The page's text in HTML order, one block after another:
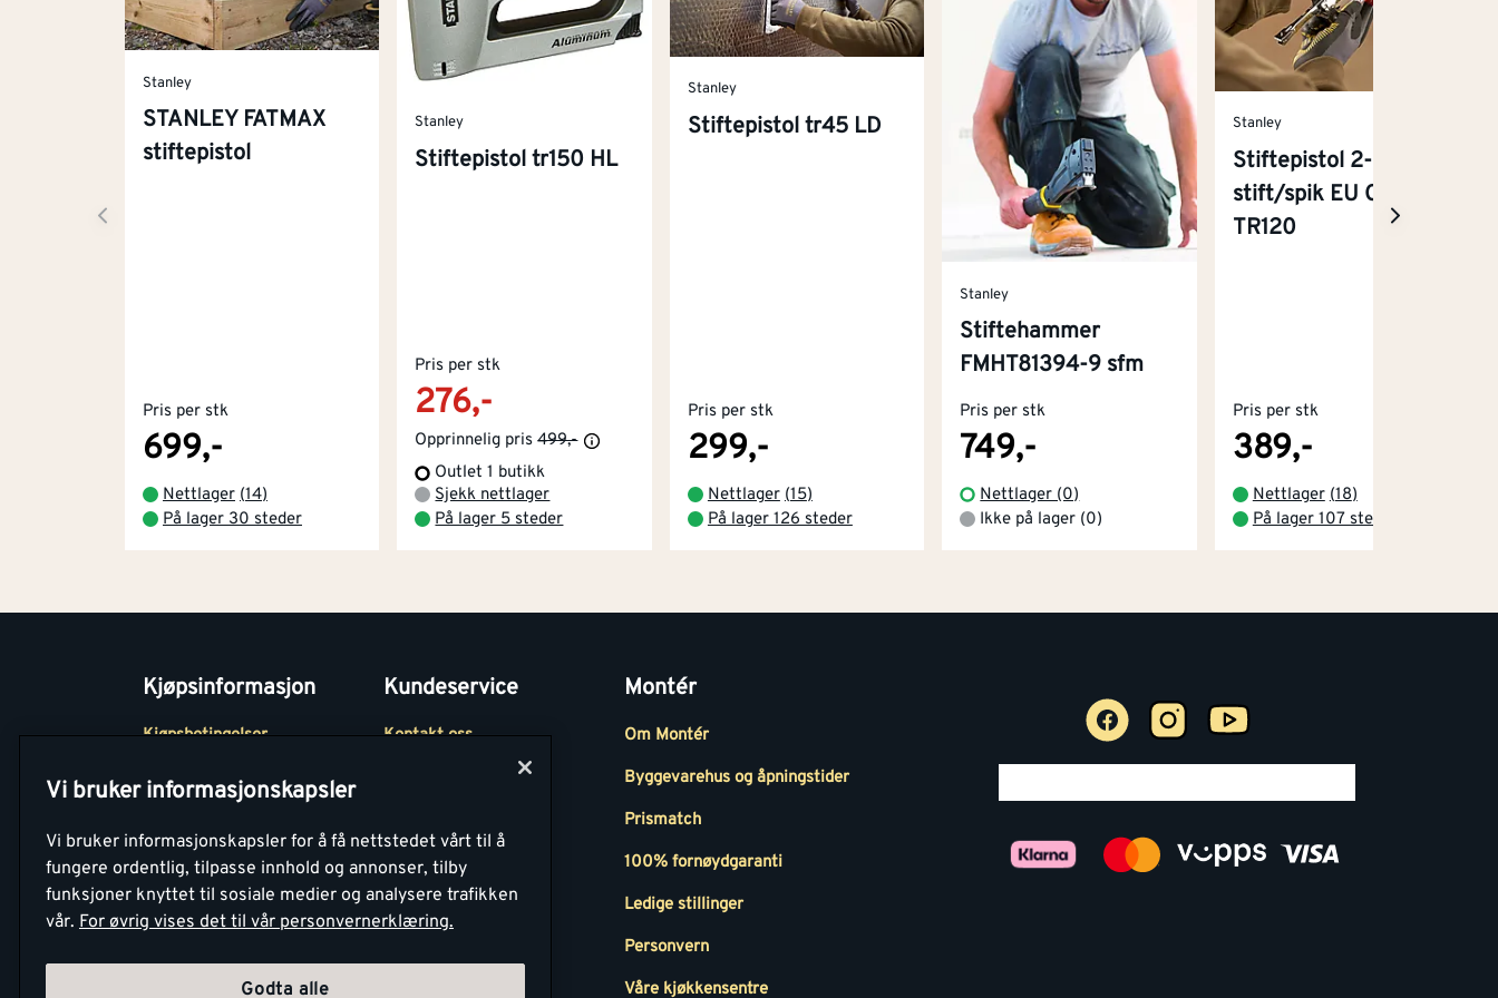
Stanley
STANLEY FATMAX
stiftepistol
Pris per stk
699,-
Nettlager (14)
På lager 30 steder
Stanley
Stiftepistol tr150 HL
Pris per stk
276,-
Opprinnelig pris 499,-
Outlet 1 butikk
Sjekk nettlager
På lager 5 steder
Stanley
Stiftepistol tr45 LD
Pris per stk
299,-
Nettlager (15)
På lager 126 steder
Stanley
Stiftehammer
FMHT81394-9 sfm
Pris per stk
749,-
Nettlager (0)
Ikke på lager (0)
Stanley
Stiftepistol 2-I-1
stift/spik EU CC 6-
TR120
Pris per stk
389,-
Nettlager (18)
På lager 107 steder
Kjøpsinformasjon
Kjøpsbetingelser
Betaling
Retur- og
angrerettsskjema
Kundeservice
Kontakt oss
Medlemsavtaler
Montér Bedrift
Montér
Om Montér
Byggevarehus og åpningstider
Prismatch
100% fornøydgaranti
Ledige stillinger
Personvern
Våre kjøkkensentre
Vi bruker informasjonskapsler
Vi bruker informasjonskapsler for å få nettstedet vårt til å
fungere ordentlig, tilpasse innhold og annonser, tilby
funksjoner knyttet til sosiale medier og analysere trafikken
vår. For øvrig vises det til vår personvernerklæring.
Godta alle